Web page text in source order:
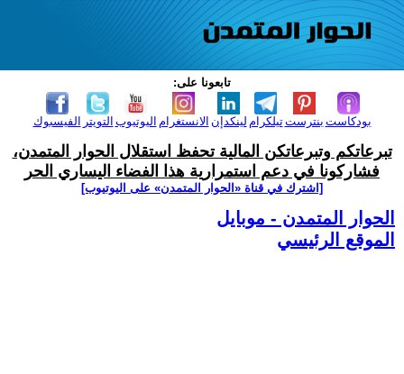
تابعونا على:
الفيسبوك التويتر اليوتيوب الانستغرام لينكدإن تيلكرامبنترست بودكاست
تبرعاتكم وتبرعاتكن المالية تحفظ استقلال الحوار المتمدن،
فشاركونا في دعم استمرارية هذا الفضاء اليساري الحر
[اشترك في قناة ‫«الحوار المتمدن» على اليوتيوب]
الحوار المتمدن - موبايل
الموقع الرئيسي